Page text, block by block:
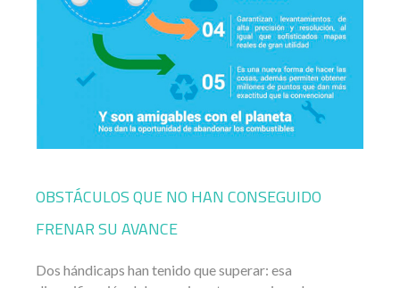
OBSTÁCULOS QUE NO HAN CONSEGUIDO
FRENAR SU AVANCE
Dos hándicaps han tenido que superar: esa